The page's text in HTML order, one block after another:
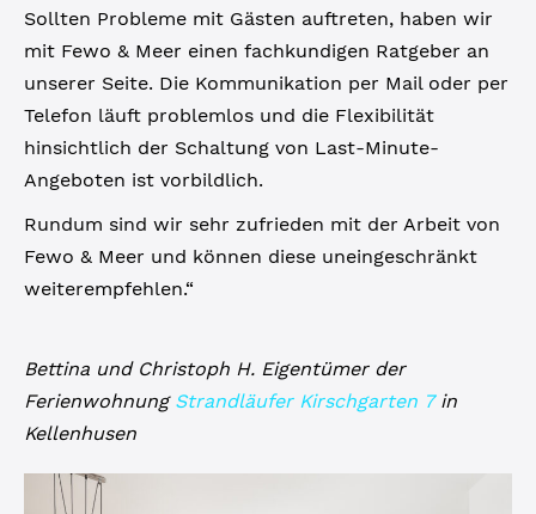
Sollten Probleme mit Gästen auftreten, haben wir
mit Fewo & Meer einen fachkundigen Ratgeber an
unserer Seite. Die Kommunikation per Mail oder per
Telefon läuft problemlos und die Flexibilität
hinsichtlich der Schaltung von Last-Minute-
Angeboten ist vorbildlich.
Rundum sind wir sehr zufrieden mit der Arbeit von
Fewo & Meer und können diese uneingeschränkt
weiterempfehlen.“
Bettina und Christoph H. Eigentümer der
Ferienwohnung Strandläufer Kirschgarten 7in
Kellenhusen